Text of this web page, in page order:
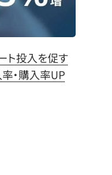
ト投入を促す
・購入率UP